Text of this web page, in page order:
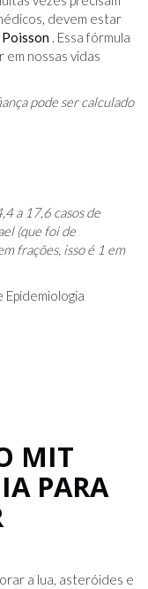
devem estar
. Essa fórmula
em nossas vidas
pode ser calculado
a 17,6 casos de
(que foi de
frações, isso é 1 em
MIT
PARA
a lua, asteróides e